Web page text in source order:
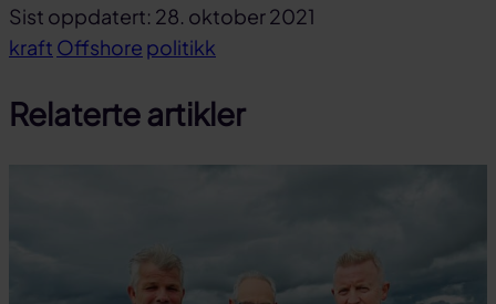
Del
på
Del
på
Del
link
Sist oppdatert: 28. oktober 2021
kraft Offshore politikk
Relaterte artikler